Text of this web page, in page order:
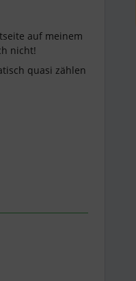
auf meinem
nicht!
quasi zählen